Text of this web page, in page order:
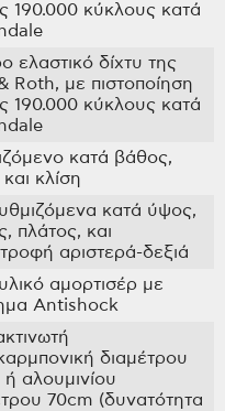
190.000 κύκλους κατά
ελαστικό δίχτυ της
Roth, με πιστοποίηση
190.000 κύκλους κατά
κατά βάθος,
κλίση
κατά ύψος,
πλάτος, και
αριστερά-δεξιά
αμορτισέρ με
Antishock
διαμέτρου
αλουμινίου
70cm (δυνατότητα